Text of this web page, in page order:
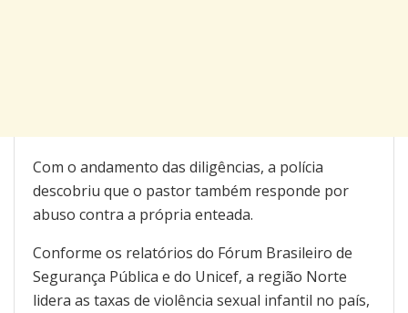
Com o andamento das diligências, a polícia
descobriu que o pastor também responde por
abuso contra a própria enteada.
Conforme os relatórios do Fórum Brasileiro de
Segurança Pública e do Unicef, a região Norte
lidera as taxas de violência sexual infantil no país,